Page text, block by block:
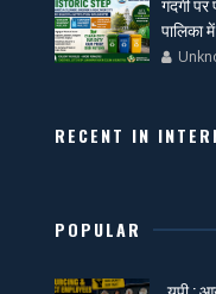
पालिका
RECENT IN
POPULAR